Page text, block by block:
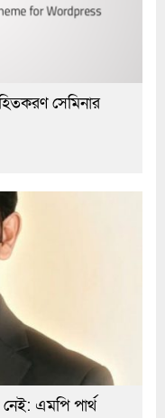
সেমিনার
এমপি পার্থ